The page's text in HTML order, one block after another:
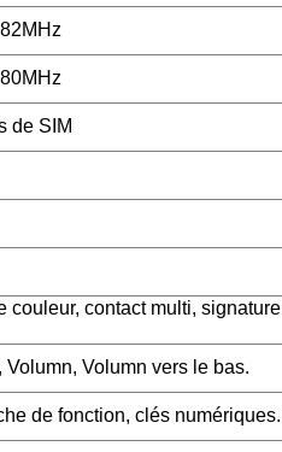
de SIM
couleur, contact multi, signature
Volumn vers le bas.
de fonction, clés numériques.